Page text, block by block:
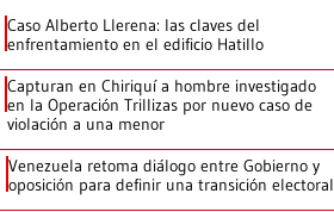
Caso Alberto Llerena: las claves del
enfrentamiento en el edificio Hatillo
Capturan en Chiriquí a hombre investigado
en la Operación Trillizas por nuevo caso de
violación a una menor
Venezuela retoma diálogo entre Gobierno y
oposición para definir una transición electoral